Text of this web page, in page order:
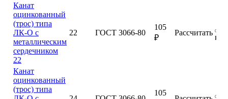
Канат
оцинкованный
(трос) типа
ЛК-О с
металлическим
сердечником
22
22 ГОСТ 3066-80
105
₽
Рассчитать
Канат
оцинкованный
(трос) типа
105